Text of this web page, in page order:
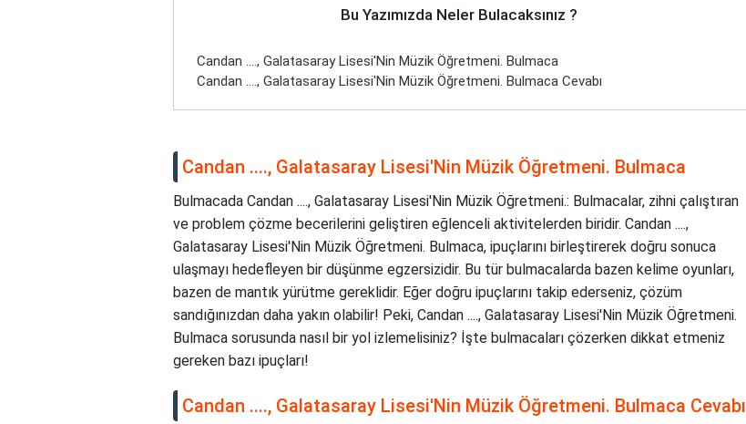
Bu Yazımızda Neler Bulacaksınız ?
Candan ...., Galatasaray Lisesi'Nin Müzik Öğretmeni. Bulmaca
Candan ...., Galatasaray Lisesi'Nin Müzik Öğretmeni. Bulmaca Cevabı
Candan ...., Galatasaray Lisesi'Nin Müzik Öğretmeni. Bulmaca
Bulmacada Candan ...., Galatasaray Lisesi'Nin Müzik Öğretmeni.: Bulmacalar, zihni çalıştıran
ve problem çözme becerilerini geliştiren eğlenceli aktivitelerden biridir. Candan ....,
Galatasaray Lisesi'Nin Müzik Öğretmeni. Bulmaca, ipuçlarını birleştirerek doğru sonuca
ulaşmayı hedefleyen bir düşünme egzersizidir. Bu tür bulmacalarda bazen kelime oyunları,
bazen de mantık yürütme gereklidir. Eğer doğru ipuçlarını takip ederseniz, çözüm
sandığınızdan daha yakın olabilir! Peki, Candan ...., Galatasaray Lisesi'Nin Müzik Öğretmeni.
Bulmaca sorusunda nasıl bir yol izlemelisiniz? İşte bulmacaları çözerken dikkat etmeniz
gereken bazı ipuçları!
Candan ...., Galatasaray Lisesi'Nin Müzik Öğretmeni. Bulmaca Cevabı